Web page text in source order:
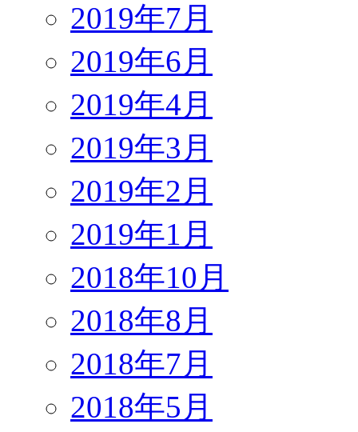
2019年7月
2019年6月
2019年4月
2019年3月
2019年2月
2019年1月
2018年10月
2018年8月
2018年7月
2018年5月